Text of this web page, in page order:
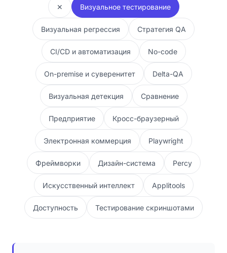
✕ Визуальное тестирование
Визуальная регрессия Стратегия QA
CI/CD и автоматизация No-code
On-premise и суверенитет Delta-QA
Визуальная детекция Сравнение
Предприятие Кросс-браузерный
Электронная коммерция Playwright
Фреймворки Дизайн-система Percy
Искусственный интеллект Applitools
Доступность Тестирование скриншотами